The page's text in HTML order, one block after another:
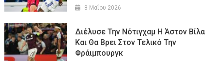
8 Μαΐου 2026
Διέλυσε Την Νότιγχαμ Η Άστον Βίλα
Και Θα Βρει Στον Τελικό Την
Φράιμπουργκ